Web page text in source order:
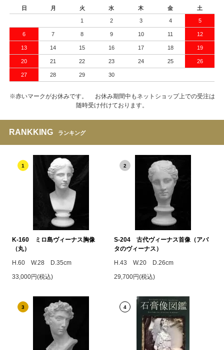
日
月 火 水 木 金 土
1 2 3 4 5
6 7 8 9 10 11 12
13 14 15 16 17 18 19
20 21 22 23 24 25 26
27 28 29 30
※赤いマークがお休みです。 お休み期間中もネットショップ上での受注は
随時受け付けております。
RANKKING ランキング
1
K-160 ミロ島ヴィーナス胸像
（丸）
H.60 W.28 D.35cm
33,000円(税込)
2
S-204 古代ヴィーナス首像（アバ
タのヴィーナス）
H.43 W.20 D.26cm
29,700円(税込)
3 4